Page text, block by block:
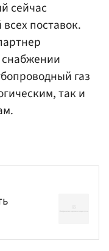
сейчас
поставок.
газ
так и